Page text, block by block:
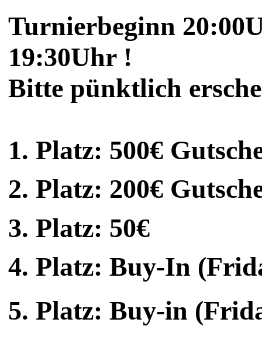
Turnierbeginn
19:30Uhr !
Bitte pünktlich
1. Platz: 500€
2. Platz: 200€
3. Platz: 50€
4. Platz: Buy-In
5. Platz: Buy-in